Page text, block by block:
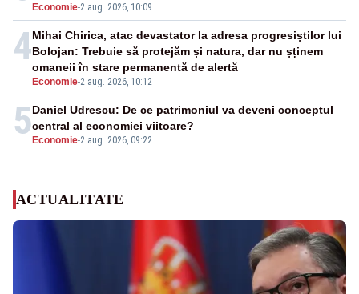
Economie-2 aug. 2026, 10:09
4
Economie-2 aug. 2026, 10:12
Mihai Chirica, atac devastator la adresa progresiștilor lui
Bolojan: Trebuie să protejăm și natura, dar nu șținem
omaneii în stare permanentă de alertă
5Economie-2 aug. 2026, 09:22
Daniel Udrescu: De ce patrimoniul va deveni conceptul
central al economiei viitoare?
ACTUALITATE